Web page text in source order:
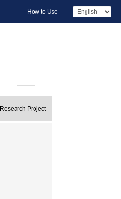
How to Use
Research Project